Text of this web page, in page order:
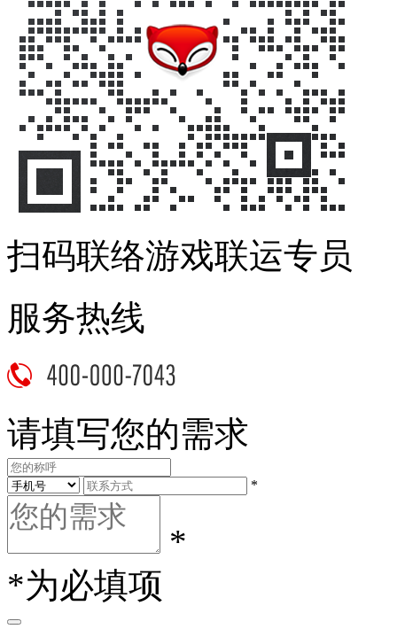
扫码联络游戏联运专员
服务热线
请填写您的需求
*
*
*为必填项